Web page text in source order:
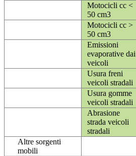
Motocicli cc <
50 cm3
Motocicli cc >
50 cm3
Emissioni
evaporative dai
veicoli
Usura freni
veicoli stradali
Usura gomme
veicoli stradali
Abrasione
strada veicoli
stradali
Altre sorgenti
mobili